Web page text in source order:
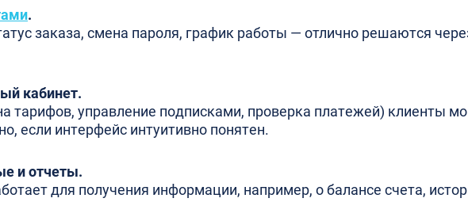
.
заказа, смена пароля, график работы — отлично решаются
кабинет.
тарифов, управление подписками, проверка платежей) клиенты
если интерфейс интуитивно понятен.
и отчеты.
для получения информации, например, о балансе счета,